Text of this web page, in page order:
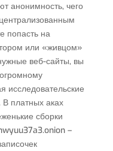
анонимность, чего
попасть на
или «живцом»
веб-сайты, вы
исследовательские
В платных аках
сборки
–